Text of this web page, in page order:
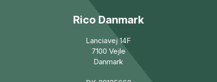
Rico Danmark
Lanciavej 14F
7100 Vejle
Danmark